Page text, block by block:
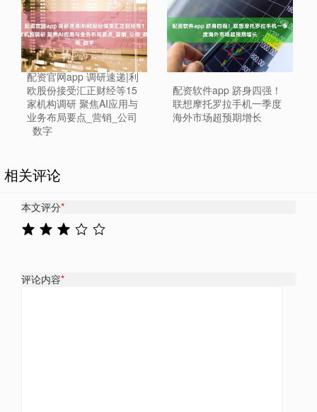
配资官网app 调研速递|利
欧股份接受汇正财经等15
家机构调研 聚焦AI应用与
业务布局要点_营销_公司
_数字
配资软件app 跻身四强！
联想摩托罗拉手机一季度
海外市场超预期增长
相关评论
本文评分*
评论内容*